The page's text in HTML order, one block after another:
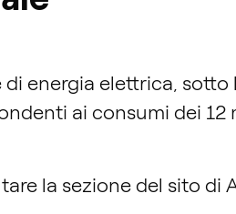
energia elettrica, sotto
ai consumi dei 12
la sezione del sito di